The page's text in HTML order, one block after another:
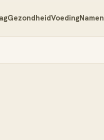
GezondheidVoedingNamen